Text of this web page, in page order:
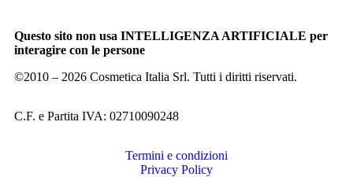
Questo sito non usa INTELLIGENZA ARTIFICIALE per
interagire con le persone
©2010 – 2026 Cosmetica Italia Srl. Tutti i diritti riservati.
C.F. e Partita IVA: 02710090248
Termini e condizioni
Privacy Policy